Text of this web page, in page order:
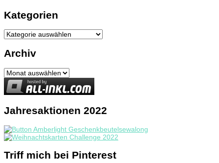
Kategorien
Kategorien
Archiv
Archiv
Jahresaktionen 2022
Triff mich bei Pinterest